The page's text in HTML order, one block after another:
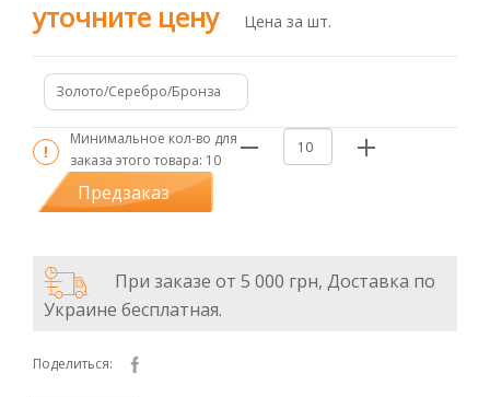
уточните цену Цена за шт.
Золото/Серебро/Бронза
Минимальное кол-во для
заказа этого товара: 10
Предзаказ
При заказе от 5 000 грн, Доставка по
Украине бесплатная.
Поделиться: